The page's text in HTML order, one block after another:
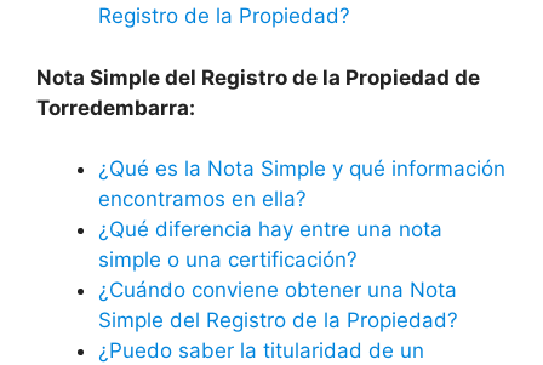
Registro de la Propiedad?
Nota Simple del Registro de la Propiedad de
Torredembarra:
¿Qué es la Nota Simple y qué información
encontramos en ella?
¿Qué diferencia hay entre una nota
simple o una certificación?
¿Cuándo conviene obtener una Nota
Simple del Registro de la Propiedad?
¿Puedo saber la titularidad de un